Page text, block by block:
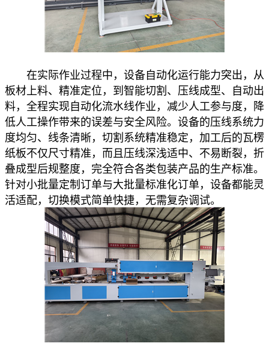
在实际作业过程中，设备自动化运行能力突出，从
板材上料、精准定位，到智能切割、压线成型、自动出
料，全程实现自动化流水线作业，减少人工参与度，降
低人工操作带来的误差与安全风险。设备的压线系统力
度均匀、线条清晰，切割系统精准稳定，加工后的瓦楞
纸板不仅尺寸精准，而且压线深浅适中、不易断裂，折
叠成型后规整度，完全符合各类包装产品的生产标准。
针对小批量定制订单与大批量标准化订单，设备都能灵
活适配，切换模式简单快捷，无需复杂调试。